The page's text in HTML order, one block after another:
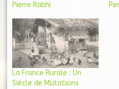
Pierre Rabhi
La France Rurale : Un
Siècle de Mutations